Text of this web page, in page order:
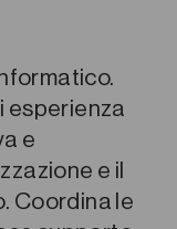
esperienza
e
e il
Coordina le